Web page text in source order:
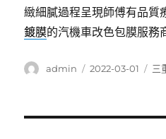
緻細膩過程呈現師傅有品質
鍍膜的汽機車改色包膜服務
作
admin
發
2022-03-01
分
三